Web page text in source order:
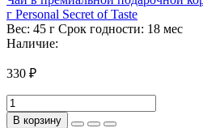
г Personal Secret of Taste
Вес: 45 г Срок годности: 18 мес
Наличие:
330 ₽
В корзину